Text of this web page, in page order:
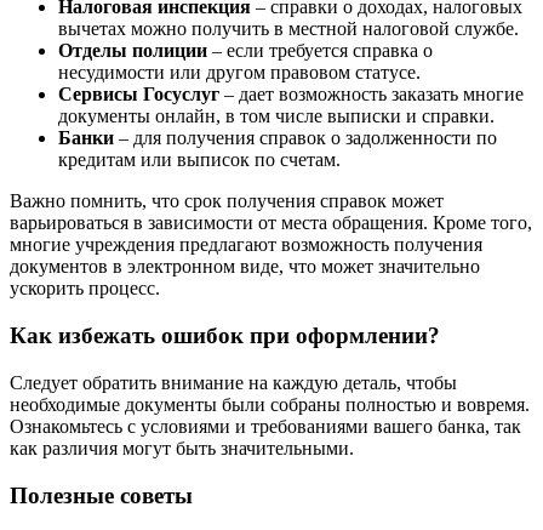
Налоговая инспекция – справки о доходах, налоговых
вычетах можно получить в местной налоговой службе.
Отделы полиции – если требуется справка о
несудимости или другом правовом статусе.
Сервисы Госуслуг – дает возможность заказать многие
документы онлайн, в том числе выписки и справки.
Банки – для получения справок о задолженности по
кредитам или выписок по счетам.
Важно помнить, что срок получения справок может
варьироваться в зависимости от места обращения. Кроме того,
многие учреждения предлагают возможность получения
документов в электронном виде, что может значительно
ускорить процесс.
Как избежать ошибок при оформлении?
Следует обратить внимание на каждую деталь, чтобы
необходимые документы были собраны полностью и вовремя.
Ознакомьтесь с условиями и требованиями вашего банка, так
как различия могут быть значительными.
Полезные советы